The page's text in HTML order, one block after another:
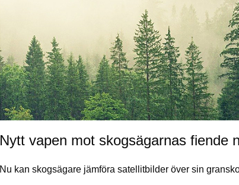
Nytt vapen mot skogsägarnas fiende
Nu kan skogsägare jämföra satellitbilder över sin